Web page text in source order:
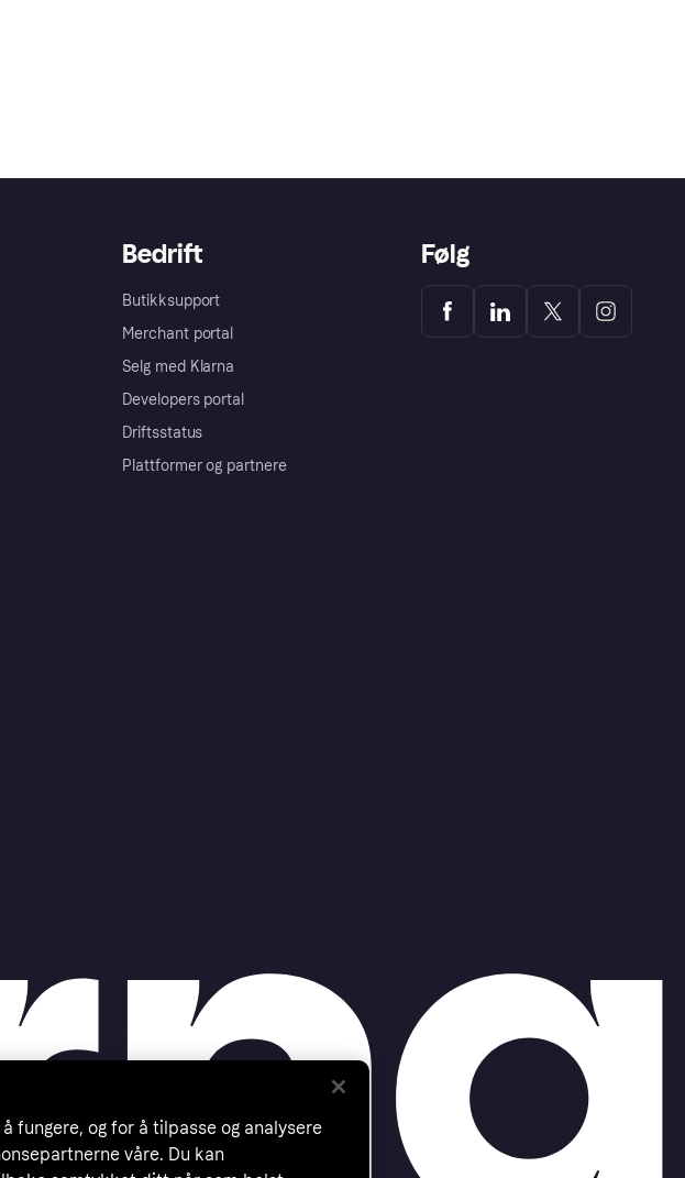
Bedrift
Butikksupport
Merchant portal
Selg med Klarna
Developers portal
Driftsstatus
Plattformer og partnere
Følg
og for å tilpasse og analysere
våre. Du kan